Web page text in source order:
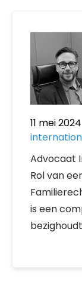
11 mei 2024
Advocaat
Rol van
is een